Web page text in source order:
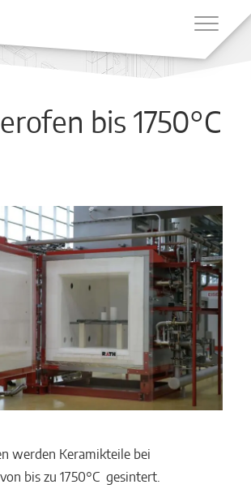
bis 1750°C
werden Keramikteile bei
bis zu 1750°C gesintert.